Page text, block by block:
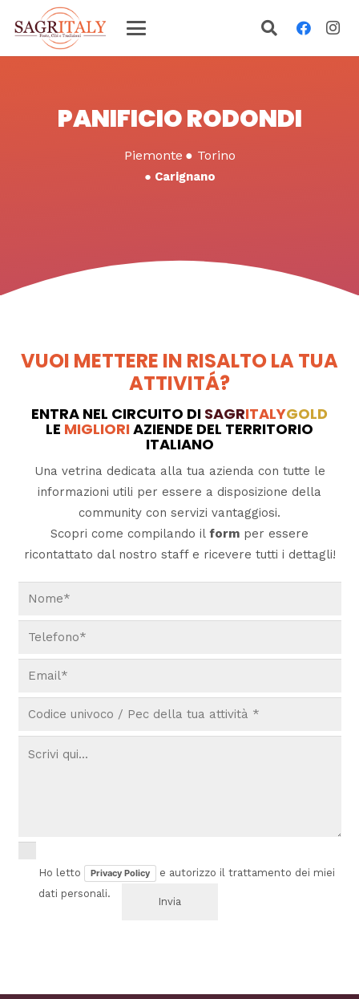
PANIFICIO RODONDI
Piemonte ● Torino
● Carignano
VUOI METTERE IN RISALTO LA TUA
ATTIVITÁ?
ENTRA NEL CIRCUITO DI SAGRITALYGOLD
LE MIGLIORIAZIENDE DEL TERRITORIO
ITALIANO
Una vetrina dedicata alla tua azienda con tutte le
informazioni utili per essere a disposizione della
community con servizi vantaggiosi.
Scopri come compilando il form per essere
ricontattato dal nostro staff e ricevere tutti i dettagli!
Ho letto Privacy Policy
e autorizzo il trattamento dei miei
dati personali.